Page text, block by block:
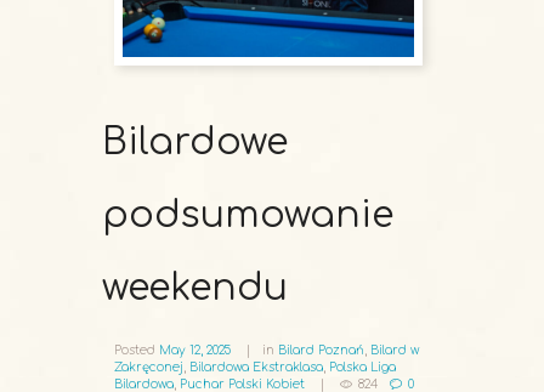
Bilardowe
podsumowanie
weekendu
Posted May 12, 2025 in Bilard Poznań
Bilard w
Zakręconej
Bilardowa Ekstraklasa Polska Liga
Bilardowa Puchar Polski Kobiet 824
0